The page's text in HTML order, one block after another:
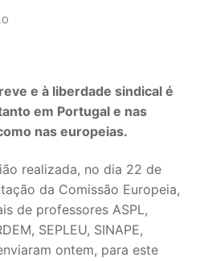
COMUM
e à liberdade sindical é
em Portugal e nas
nas europeias.
realizada, no dia 22 de
da Comissão Europeia,
de professores ASPL,
SEPLEU, SINAPE,
ontem, para este